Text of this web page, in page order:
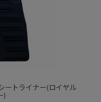
トライナー(ロイヤル
)